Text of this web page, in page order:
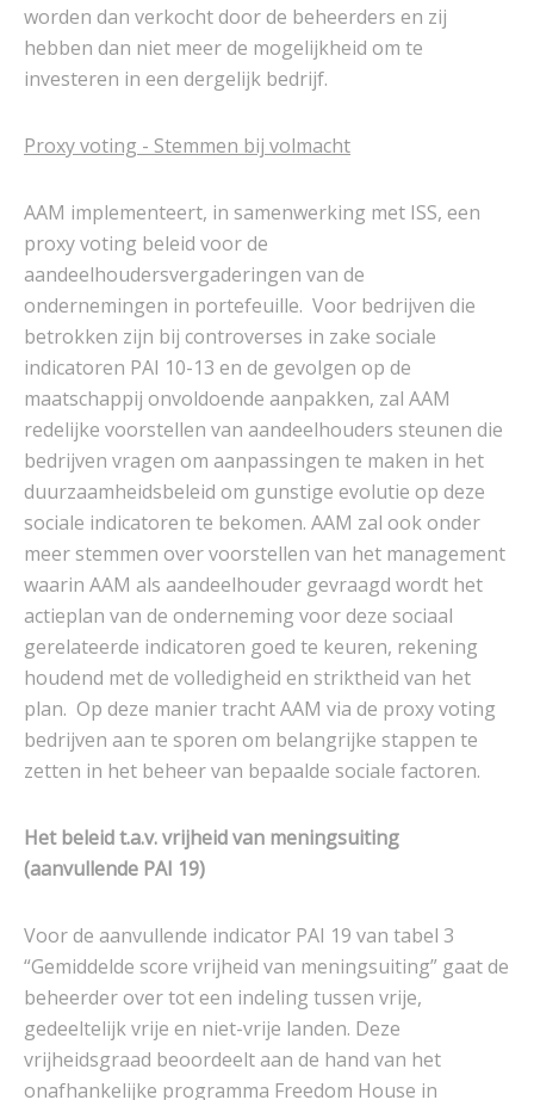
worden dan verkocht door de beheerders en zij
hebben dan niet meer de mogelijkheid om te
investeren in een dergelijk bedrijf.
Proxy voting - Stemmen bij volmacht
AAM implementeert, in samenwerking met ISS, een
proxy voting beleid voor de
aandeelhoudersvergaderingen van de
ondernemingen in portefeuille. Voor bedrijven die
betrokken zijn bij controverses in zake sociale
indicatoren PAI 10-13 en de gevolgen op de
maatschappij onvoldoende aanpakken, zal AAM
redelijke voorstellen van aandeelhouders steunen die
bedrijven vragen om aanpassingen te maken in het
duurzaamheidsbeleid om gunstige evolutie op deze
sociale indicatoren te bekomen. AAM zal ook onder
meer stemmen over voorstellen van het management
waarin AAM als aandeelhouder gevraagd wordt het
actieplan van de onderneming voor deze sociaal
gerelateerde indicatoren goed te keuren, rekening
houdend met de volledigheid en striktheid van het
plan. Op deze manier tracht AAM via de proxy voting
bedrijven aan te sporen om belangrijke stappen te
zetten in het beheer van bepaalde sociale factoren.
Het beleid t.a.v. vrijheid van meningsuiting
(aanvullende PAI 19)
Voor de aanvullende indicator PAI 19 van tabel 3
“Gemiddelde score vrijheid van meningsuiting” gaat de
beheerder over tot een indeling tussen vrije,
gedeeltelijk vrije en niet-vrije landen. Deze
vrijheidsgraad beoordeelt aan de hand van het
onafhankelijke programma Freedom House in